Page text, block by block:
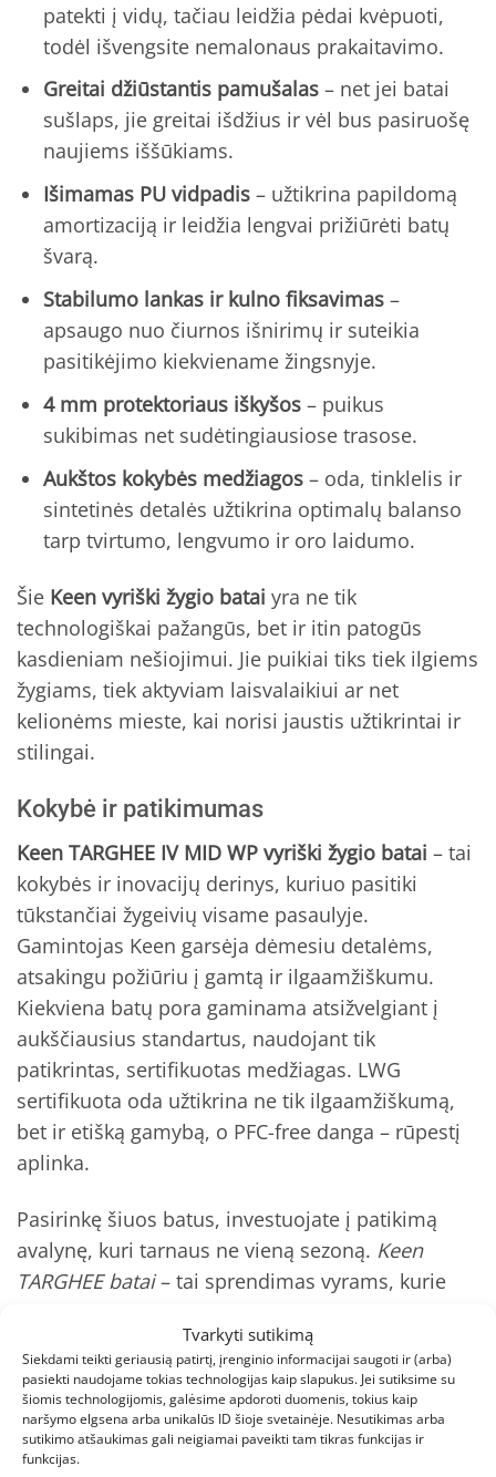
Tvarkyti sutikimą
Siekdami teikti geriausią patirtį, įrenginio informacijai saugoti ir (arba)
pasiekti naudojame tokias technologijas kaip slapukus. Jei sutiksime su
šiomis technologijomis, galėsime apdoroti duomenis, tokius kaip
naršymo elgsena arba unikalūs ID šioje svetainėje. Nesutikimas arba
sutikimo atšaukimas gali neigiamai paveikti tam tikras funkcijas ir
funkcijas.
patekti į vidų, tačiau leidžia pėdai kvėpuoti,
todėl išvengsite nemalonaus prakaitavimo.
Greitai džiūstantis pamušalas– net jei batai
sušlaps, jie greitai išdžius ir vėl bus pasiruošę
naujiems iššūkiams.
Išimamas PU vidpadis– užtikrina papildomą
amortizaciją ir leidžia lengvai prižiūrėti batų
švarą.
Stabilumo lankas ir kulno fiksavimas–
apsaugo nuo čiurnos išnirimų ir suteikia
pasitikėjimo kiekviename žingsnyje.
4 mm protektoriaus iškyšos– puikus
sukibimas net sudėtingiausiose trasose.
Aukštos kokybės medžiagos– oda, tinklelis ir
sintetinės detalės užtikrina optimalų balanso
tarp tvirtumo, lengvumo ir oro laidumo.
Šie Keen vyriški žygio batai yra ne tik
technologiškai pažangūs, bet ir itin patogūs
kasdieniam nešiojimui. Jie puikiai tiks tiek ilgiems
žygiams, tiek aktyviam laisvalaikiui ar net
kelionėms mieste, kai norisi jaustis užtikrintai ir
stilingai.
Kokybė ir patikimumas
Keen TARGHEE IV MID WP vyriški žygio batai – tai
kokybės ir inovacijų derinys, kuriuo pasitiki
tūkstančiai žygeivių visame pasaulyje.
Gamintojas Keen garsėja dėmesiu detalėms,
atsakingu požiūriu į gamtą ir ilgaamžiškumu.
Kiekviena batų pora gaminama atsižvelgiant į
aukščiausius standartus, naudojant tik
patikrintas, sertifikuotas medžiagas. LWG
sertifikuota oda užtikrina ne tik ilgaamžiškumą,
bet ir etišką gamybą, o PFC-free danga – rūpestį
aplinka.
Pasirinkę šiuos batus, investuojate į patikimą
avalynę, kuri tarnaus ne vieną sezoną. Keen
TARGHEE batai– tai sprendimas vyrams, kurie
aukštą kokybę bei atsakingą požiūrį į gamtą.
Ieškote kokybiškų batų vaikams?
Rekomenduojame peržiūrėti mūsųrudens batus
berniukams